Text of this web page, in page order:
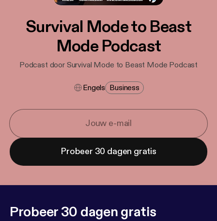
Survival Mode to Beast
Mode Podcast
Podcast door Survival Mode to Beast Mode Podcast
Engels Business
Probeer 30 dagen gratis
Probeer 30 dagen gratis